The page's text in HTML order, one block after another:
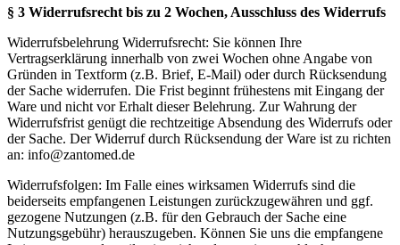
§ 3 Widerrufsrecht bis zu 2 Wochen, Ausschluss des Widerrufs
Widerrufsbelehrung Widerrufsrecht: Sie können Ihre
Vertragserklärung innerhalb von zwei Wochen ohne Angabe von
Gründen in Textform (z.B. Brief, E-Mail) oder durch Rücksendung
der Sache widerrufen. Die Frist beginnt frühestens mit Eingang der
Ware und nicht vor Erhalt dieser Belehrung. Zur Wahrung der
Widerrufsfrist genügt die rechtzeitige Absendung des Widerrufs oder
der Sache. Der Widerruf durch Rücksendung der Ware ist zu richten
an: info@zantomed.de
Widerrufsfolgen: Im Falle eines wirksamen Widerrufs sind die
beiderseits empfangenen Leistungen zurückzugewähren und ggf.
gezogene Nutzungen (z.B. für den Gebrauch der Sache eine
Nutzungsgebühr) herauszugeben. Können Sie uns die empfangene